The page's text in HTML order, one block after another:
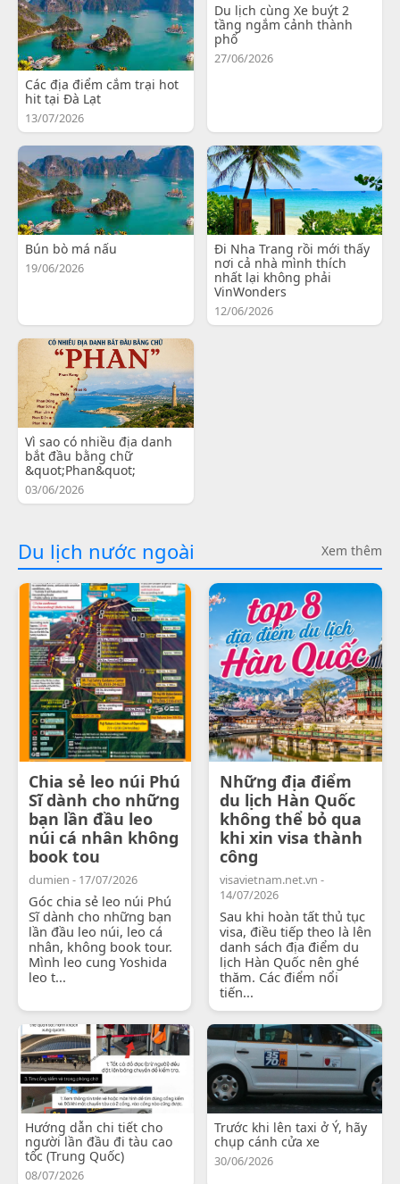
Các địa điểm cắm trại hot
hit tại Đà Lạt
13/07/2026
Du lịch cùng Xe buýt 2
tầng ngắm cảnh thành
phố
27/06/2026
Bún bò má nấu
19/06/2026
Đi Nha Trang rồi mới thấy
nơi cả nhà mình thích
nhất lại không phải
VinWonders
12/06/2026
Vì sao có nhiều địa danh
bắt đầu bằng chữ
&quot;Phan&quot;
03/06/2026
Du lịch nước ngoài Xem thêm
Chia sẻ leo núi Phú
Sĩ dành cho những
bạn lần đầu leo
núi cá nhân không
book tou
dumien - 17/07/2026
Góc chia sẻ leo núi Phú
Sĩ dành cho những bạn
lần đầu leo núi, leo cá
nhân, không book tour.
Mình leo cung Yoshida
leo t...
Những địa điểm
du lịch Hàn Quốc
không thể bỏ qua
khi xin visa thành
công
visavietnam.net.vn -
14/07/2026
Sau khi hoàn tất thủ tục
visa, điều tiếp theo là lên
danh sách địa điểm du
lịch Hàn Quốc nên ghé
thăm. Các điểm nổi
tiến...
Hướng dẫn chi tiết cho
người lần đầu đi tàu cao
tốc (Trung Quốc)
08/07/2026
Trước khi lên taxi ở Ý, hãy
chụp cánh cửa xe
30/06/2026